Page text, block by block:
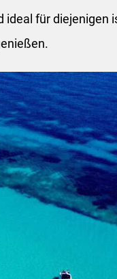
ideal für diejenigen